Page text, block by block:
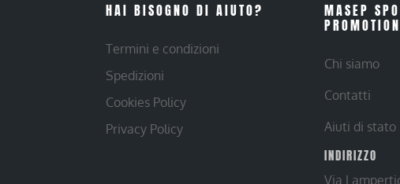
HAI BISOGNO DI AIUTO?
Termini e condizioni
Spedizioni
Cookies Policy
Privacy Policy
MASEP
Chi siamo
Contatti
Aiuti di stato
INDIRIZZO
Via